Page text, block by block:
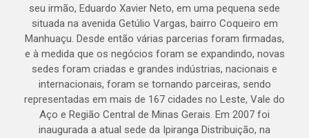
seu irmão, Eduardo Xavier Neto, em uma pequena sede
situada na avenida Getúlio Vargas, bairro Coqueiro em
Manhuaçu. Desde então várias parcerias foram firmadas,
e à medida que os negócios foram se expandindo, novas
sedes foram criadas e grandes indústrias, nacionais e
internacionais, foram se tornando parceiras, sendo
representadas em mais de 167 cidades no Leste, Vale do
Aço e Região Central de Minas Gerais. Em 2007 foi
inaugurada a atual sede da Ipiranga Distribuição, na